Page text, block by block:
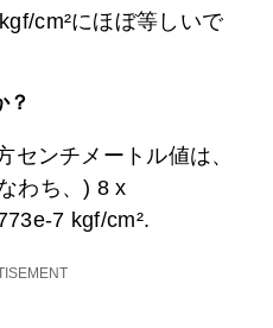
cm²にほぼ等しいで
？
ンチメートル値は、
わち、) 8 x
7 kgf/cm².